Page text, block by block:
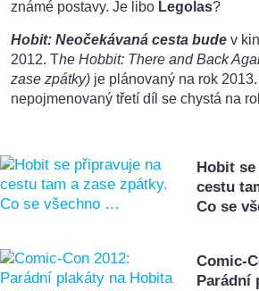
známé postavy. Je libo Legolas?
Hobit: Neočekávaná cesta bude v
2012. The Hobbit: There and Back
zase zpátky) je plánovaný na rok
nepojmenovaný třetí díl se chystá na
Hobit
cestu
Co se
Comic-
Parádní